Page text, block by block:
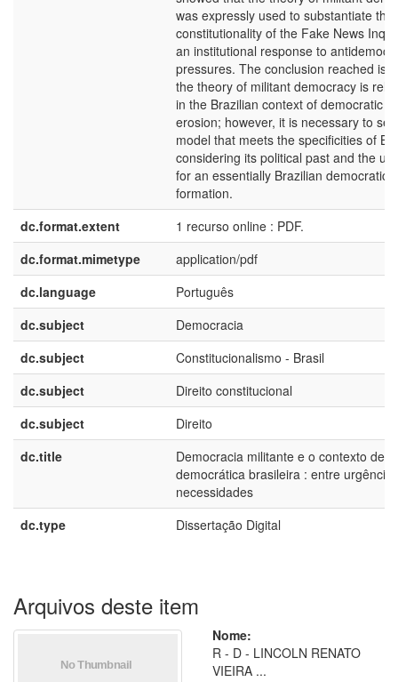
was expressly used to substantiate the
constitutionality of the Fake News
an institutional response to
pressures. The conclusion reached is
the theory of militant democracy is
in the Brazilian context of democratic
erosion; however, it is necessary to
model that meets the specificities of
considering its political past and the
for an essentially Brazilian democratic
formation.
dc.format.extent
1 recurso online : PDF.
dc.format.mimetype
application/pdf
dc.language
Português
dc.subject
Democracia
dc.subject
Constitucionalismo - Brasil
dc.subject
Direito constitucional
dc.subject
Direito
dc.title
Democracia militante e o contexto de
democrática brasileira : entre
necessidades
dc.type
Dissertação Digital
Arquivos deste item
Nome:
R - D - LINCOLN RENATO
VIEIRA ...